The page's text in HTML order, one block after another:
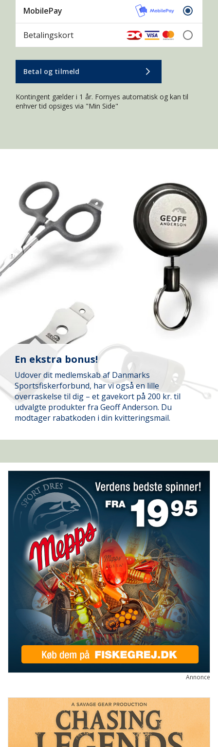
MobilePay
Betalingskort
Betal og tilmeld
Kontingent gælder i 1 år. Fornyes automatisk og kan til
enhver tid opsiges via "Min Side"
En ekstra bonus!
Udover dit medlemskab af Danmarks
Sportsfiskerforbund, har vi også en lille
overraskelse til dig – et gavekort på 200 kr. til
udvalgte produkter fra Geoff Anderson. Du
modtager rabatkoden i din kvitteringsmail.
Annonce